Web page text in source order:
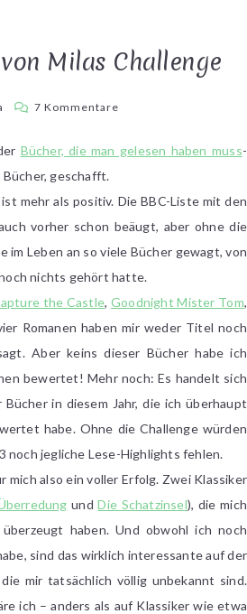
Milas Challenge
7 Kommentare
von
Bücher, die man gelesen haben muss-
Bücher, geschafft.
mehr als positiv. Die BBC-Liste mit den
vorher schon beäugt, aber ohne die
im Leben an so viele Bücher gewagt, von
nichts gehört hatte.
the Castle, Goodnight Mister Tom,
Romanen haben mir weder Titel noch
Aber keins dieser Bücher habe ich
bewertet! Mehr noch: Es handelt sich
in diesem Jahr, die ich überhaupt
habe. Ohne die Challenge würden
noch jegliche Lese-Highlights fehlen.
mich also ein voller Erfolg. Zwei Klassiker
undDie Schatzinsel), die mich
haben. Und obwohl ich noch
sind das wirklich interessante auf der
mir tatsächlich völlig unbekannt sind.
ich – anders als auf Klassiker wie etwa